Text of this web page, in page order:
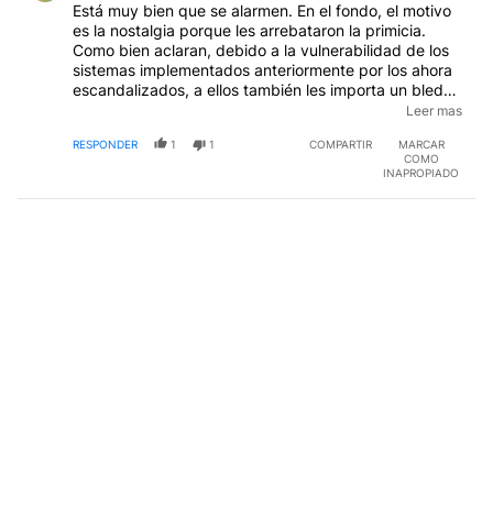
Está muy bien que se alarmen. En el fondo, el motivo
es la nostalgia porque les arrebataron la primicia.
Como bien aclaran, debido a la vulnerabilidad de los
sistemas implementados anteriormente por los ahora
escandalizados, a ellos también les importa un bledo
tu bienestar y la privacidad de tus datos. El temor es
hacer. Hacer eficaz tu manipulación.
Leer mas
RESPONDER 1 1 COMPARTIR
MARCAR
COMO
INAPROPIADO